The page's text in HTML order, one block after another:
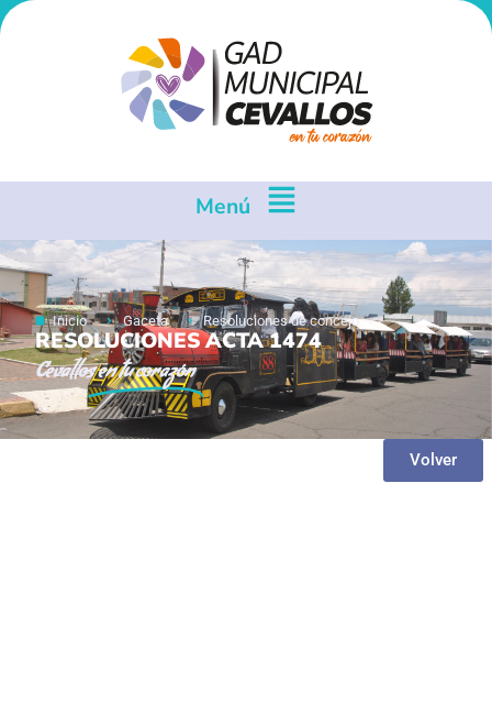
Menú
Inicio Gaceta Resoluciones de concejo
RESOLUCIONES ACTA 1474
Cevallosen tu corazón
Volver